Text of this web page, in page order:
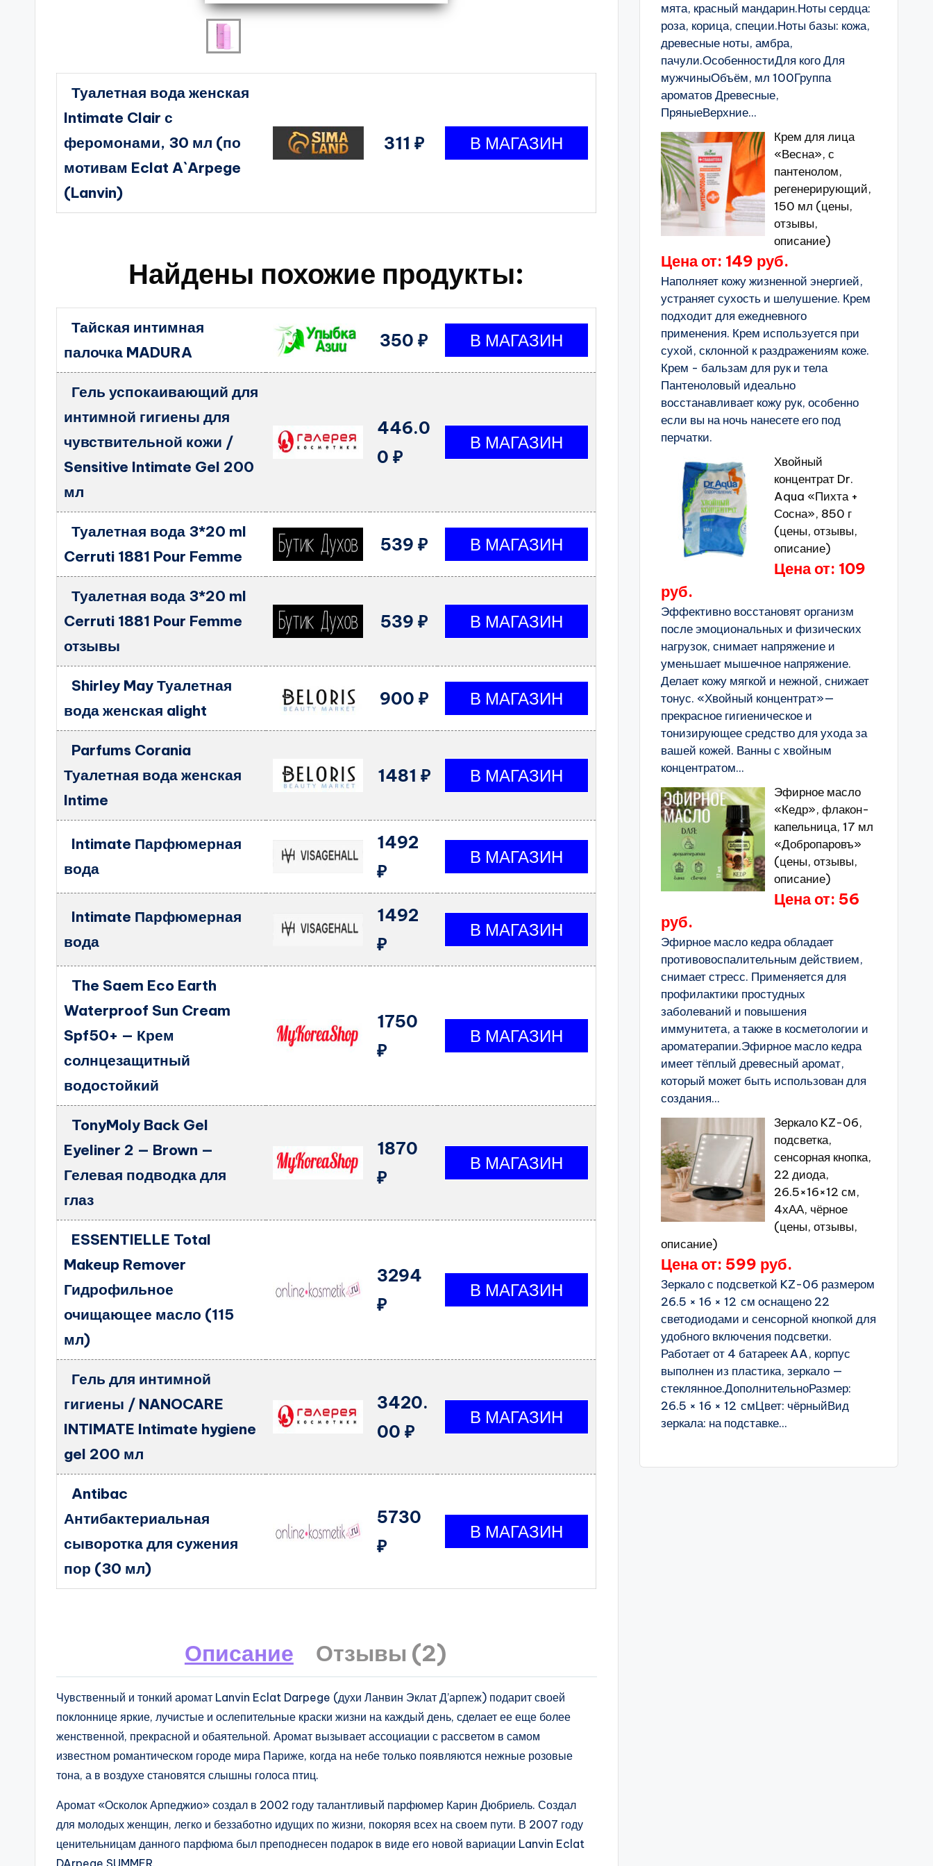
Туалетная вода женская
Intimate Clair с
феромонами, 30 мл (по
мотивам Eclat A`Arpege
(Lanvin)
311 ₽
Найдены похожие продукты:
Тайская интимная
палочка MADURA
350 ₽
Гель успокаивающий для
интимной гигиены для
чувствительной кожи /
Sensitive Intimate Gel 200
мл
446.0
0 ₽
Туалетная вода 3*20 ml
Cerruti 1881 Pour Femme
539 ₽
Туалетная вода 3*20 ml
Cerruti 1881 Pour Femme
отзывы
539 ₽
Shirley May Туалетная
вода женская alight
900 ₽
Parfums Corania
Туалетная вода женская
Intime
1481 ₽
Intimate Парфюмерная
вода
1492
₽
Intimate Парфюмерная
вода
1492
₽
The Saem Eco Earth
Waterproof Sun Cream
Spf50+ — Крем
солнцезащитный
водостойкий
1750
₽
TonyMoly Back Gel
Eyeliner 2 — Brown —
Гелевая подводка для
глаз
1870
₽
ESSENTIELLE Total
Makeup Remover
Гидрофильное
очищающее масло (115
мл)
3294
₽
Гель для интимной
гигиены / NANOCARE
INTIMATE Intimate hygiene
gel 200 мл
3420.
00 ₽
Antibac
Антибактериальная
сыворотка для сужения
пор (30 мл)
5730
₽
Описание Отзывы (2)
Чувственный и тонкий аромат Lanvin Eclat Darpege (духи Ланвин Эклат Д’арпеж) подарит своей
поклоннице яркие, лучистые и ослепительные краски жизни на каждый день, сделает ее еще более
женственной, прекрасной и обаятельной. Аромат вызывает ассоциации с рассветом в самом
известном романтическом городе мира Париже, когда на небе только появляются нежные розовые
тона, а в воздухе становятся слышны голоса птиц.
Аромат «Осколок Арпеджио» создал в 2002 году талантливый парфюмер Карин Дюбриель. Создал
для молодых женщин, легко и беззаботно идущих по жизни, покоряя всех на своем пути. В 2007 году
ценительницам данного парфюма был преподнесен подарок в виде его новой вариации Lanvin Eclat
мята, красный мандарин.Ноты сердца:
роза, корица, специи.Ноты базы: кожа,
древесные ноты, амбра,
пачули.ОсобенностиДля кого Для
мужчиныОбъём, мл 100Группа
ароматов Древесные,
ПряныеВерхние...
Крем для лица
«Весна», с
пантенолом,
регенерирующий,
150 мл (цены,
отзывы,
описание)
Цена от: 149 руб.
Наполняет кожу жизненной энергией,
устраняет сухость и шелушение. Крем
подходит для ежедневного
применения. Крем используется при
сухой, склонной к раздражениям коже.
Крем - бальзам для рук и тела
Пантеноловый идеально
восстанавливает кожу рук, особенно
если вы на ночь нанесете его под
перчатки.
Хвойный
концентрат Dr.
Aqua «Пихта +
Сосна», 850 г
(цены, отзывы,
описание)
Цена от: 109
руб.
Эффективно восстановят организм
после эмоциональных и физических
нагрузок, снимает напряжение и
уменьшает мышечное напряжение.
Делает кожу мягкой и нежной, снижает
тонус. «Хвойный концентрат»—
прекрасное гигиеническое и
тонизирующее средство для ухода за
вашей кожей. Ванны с хвойным
концентратом...
Эфирное масло
«Кедр», флакон-
капельница, 17 мл
«Добропаровъ»
(цены, отзывы,
описание)
Цена от: 56
руб.
Эфирное масло кедра обладает
противовоспалительным действием,
снимает стресс. Применяется для
профилактики простудных
заболеваний и повышения
иммунитета, а также в косметологии и
ароматерапии.Эфирное масло кедра
имеет тёплый древесный аромат,
который может быть использован для
создания...
Зеркало KZ-06,
подсветка,
сенсорная кнопка,
22 диода,
26.5×16×12 см,
4хАА, чёрное
(цены, отзывы,
описание)
Цена от: 599 руб.
Зеркало с подсветкой KZ-06 размером
26.5 × 16 × 12 см оснащено 22
светодиодами и сенсорной кнопкой для
удобного включения подсветки.
Работает от 4 батареек AA, корпус
выполнен из пластика, зеркало —
стеклянное.ДополнительноРазмер:
26.5 × 16 × 12 смЦвет: чёрныйВид
зеркала: на подставке...